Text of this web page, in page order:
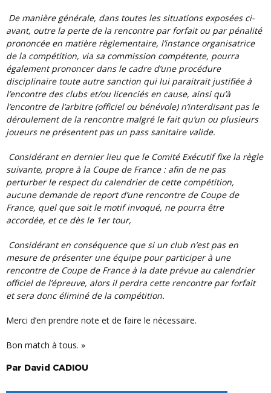
De manière générale, dans toutes les situations exposées ci-
avant, outre la perte de la rencontre par forfait ou par pénalité
prononcée en matière règlementaire, l’instance organisatrice
de la compétition, via sa commission compétente, pourra
également prononcer dans le cadre d’une procédure
disciplinaire toute autre sanction qui lui paraitrait justifiée à
l’encontre des clubs et/ou licenciés en cause, ainsi qu’à
l’encontre de l’arbitre (officiel ou bénévole) n’interdisant pas le
déroulement de la rencontre malgré le fait qu’un ou plusieurs
joueurs ne présentent pas un pass sanitaire valide.
Considérant en dernier lieu que le Comité Exécutif fixe la règle
suivante, propre à la Coupe de France : afin de ne pas
perturber le respect du calendrier de cette compétition,
aucune demande de report d’une rencontre de Coupe de
France, quel que soit le motif invoqué, ne pourra être
accordée, et ce dès le 1er tour,
Considérant en conséquence que si un club n’est pas en
mesure de présenter une équipe pour participer à une
rencontre de Coupe de France à la date prévue au calendrier
officiel de l’épreuve, alors il perdra cette rencontre par forfait
et sera donc éliminé de la compétition.
Merci d’en prendre note et de faire le nécessaire.
Bon match à tous. »
Par David CADIOU